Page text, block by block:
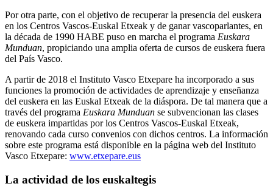
Por otra parte, con el objetivo de recuperar la presencia del euskera
en los Centros Vascos-Euskal Etxeak y de ganar vascoparlantes, en
la década de 1990 HABE puso en marcha el programa Euskara
Munduan, propiciando una amplia oferta de cursos de euskera fuera
del País Vasco.
A partir de 2018 el Instituto Vasco Etxepare ha incorporado a sus
funciones la promoción de actividades de aprendizaje y enseñanza
del euskera en las Euskal Etxeak de la diáspora. De tal manera que a
través del programa Euskara Munduan se subvencionan las clases
de euskera impartidas por los Centros Vascos-Euskal Etxeak,
renovando cada curso convenios con dichos centros. La información
sobre este programa está disponible en la página web del Instituto
Vasco Etxepare: www.etxepare.eus
La actividad de los euskaltegis